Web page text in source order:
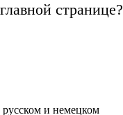
странице?
и немецком